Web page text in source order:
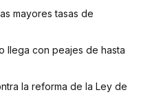
mayores tasas de
llega con peajes de hasta
la reforma de la Ley de